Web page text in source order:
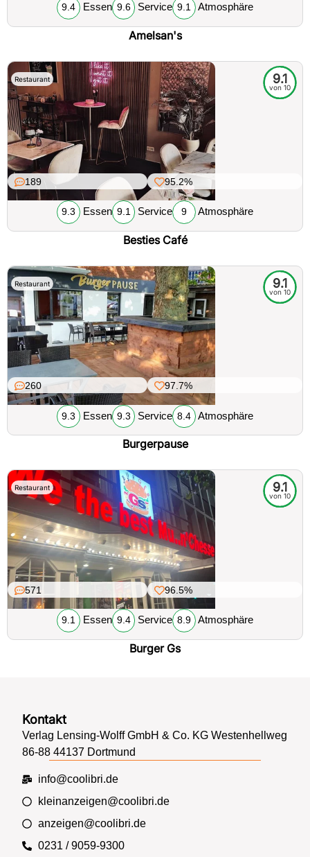
9.4 Essen 9.6 Service 9.1 Atmosphäre
Amelsan's
Restaurant 9.1
von 10
189 95.2%
9.3 Essen 9.1 Service 9 Atmosphäre
Besties Café
Restaurant 9.1
von 10
260 97.7%
9.3 Essen 9.3 Service 8.4 Atmosphäre
Burgerpause
Restaurant 9.1
von 10
571 96.5%
9.1 Essen 9.4 Service 8.9 Atmosphäre
Burger Gs
Kontakt
Verlag Lensing-Wolff GmbH & Co. KG Westenhellweg
86-88 44137 Dortmund
info@coolibri.de
kleinanzeigen@coolibri.de
anzeigen@coolibri.de
0231 / 9059-9300